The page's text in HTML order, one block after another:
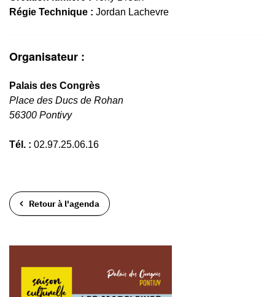
Régie Technique : Jordan Lachevre
Organisateur :
Palais des Congrès
Place des Ducs de Rohan
56300 Pontivy
Tél. : 02.97.25.06.16
Retour à l'agenda